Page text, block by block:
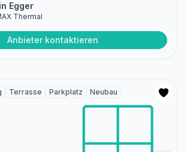
Egger
Thermal
Anbieter kontaktieren
Terrasse Parkplatz Neubau